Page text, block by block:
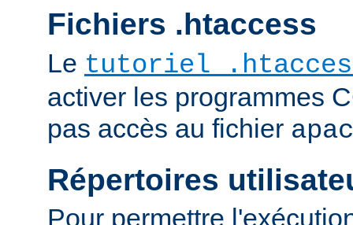
Fichiers .htaccess
Le tutoriel
activer les programmes
pas accès au fichier
Répertoires
Pour permettre